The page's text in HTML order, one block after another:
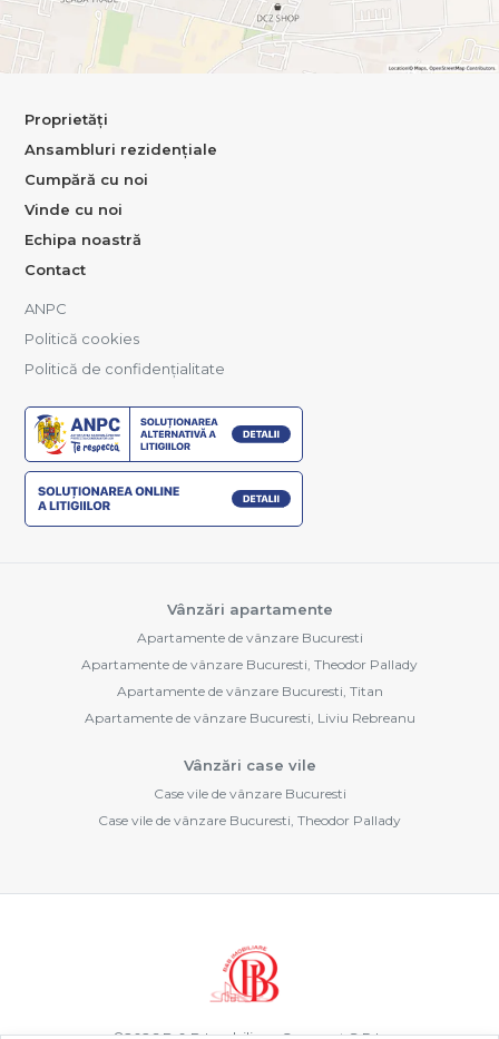
Proprietăți
Ansambluri rezidențiale
Cumpără cu noi
Vinde cu noi
Echipa noastră
Contact
ANPC
Politică cookies
Politică de confidențialitate
Vânzări apartamente
Apartamente de vânzare Bucuresti
Apartamente de vânzare Bucuresti, Theodor Pallady
Apartamente de vânzare Bucuresti, Titan
Apartamente de vânzare Bucuresti, Liviu Rebreanu
Vânzări case vile
Case vile de vânzare Bucuresti
Case vile de vânzare Bucuresti, Theodor Pallady